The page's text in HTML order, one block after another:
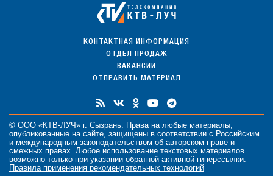
КОНТАКТНАЯ ИНФОРМАЦИЯ
ОТДЕЛ ПРОДАЖ
ВАКАНСИИ
ОТПРАВИТЬ МАТЕРИАЛ
© ООО «КТВ-ЛУЧ» г. Сызрань. Права на любые материалы,
опубликованные на сайте, защищены в соответствии с Российским
и международным законодательством об авторском праве и
смежных правах. Любое использование текстовых материалов
возможно только при указании обратной активной гиперссылки.
Правила применения рекомендательных технологий